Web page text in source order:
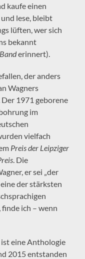
kaufe einen
lese, bleibt
lüften, wer sich
bekannt
erinnert).
der anders
Wagners
Der 1971 geborene
im
vielfach
Preis der Leipziger
. Die
er sei „der
der stärksten
ich – wenn
ist eine Anthologie
2015 entstanden